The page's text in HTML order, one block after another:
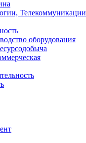
Телекоммуникации
оборудования